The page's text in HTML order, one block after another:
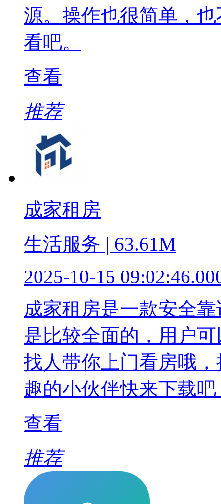
源。操作也很简单，
看吧。
查看
推荐
成家租房
生活服务 | 63.61M
2025-10-15
成家租房是一款安全
是比较全面的，用户
找人带你上门看房哦
趣的小伙伴快来下载吧
查看
推荐